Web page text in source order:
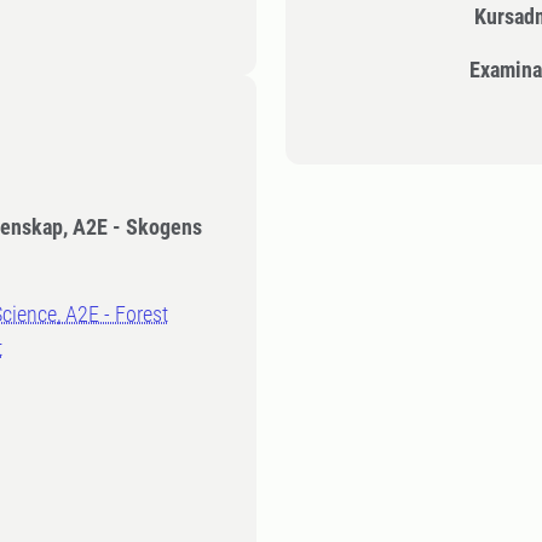
A2E - Skogens
A2E - Forest